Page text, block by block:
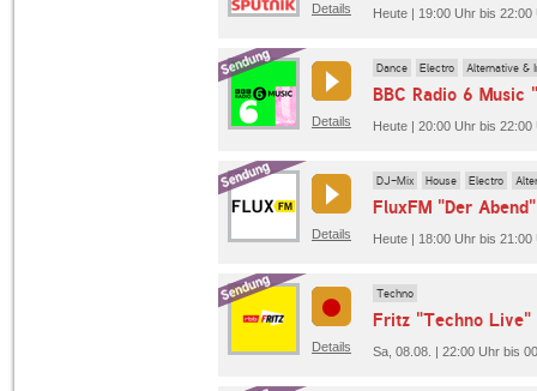
Details Heute | 19:00 Uhr bis
Details
Dance Electro Alternative &
BBC Radio 6 Music
Heute | 20:00 Uhr bis
Details
DJ-Mix House Electro
FluxFM "Der Abend"
Heute | 18:00 Uhr bis
Details
Techno
Fritz "Techno Live"
Sa, 08.08. | 22:00 Uhr bis